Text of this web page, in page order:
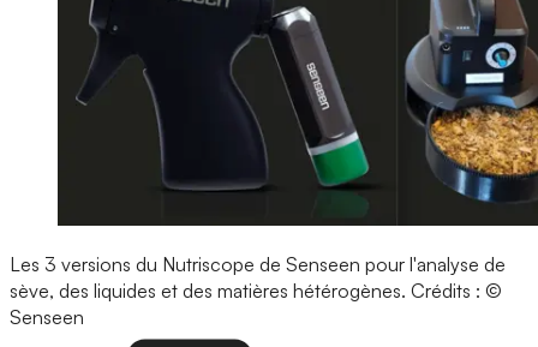
Les 3 versions du Nutriscope de Senseen pour l'analyse de
sève, des liquides et des matières hétérogènes. Crédits : ©
Senseen